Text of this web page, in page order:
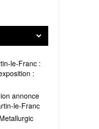
le-Franc :
:
annonce
le-Franc